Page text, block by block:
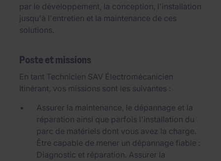
par le développement, la conception, l'installation
jusqu'à l'entretien et la maintenance de ces
solutions.
Poste et missions
En tant Technicien SAV Électromécanicien
Itinérant, vos missions sont les suivantes :
Assurer la maintenance, le dépannage et la
réparation ainsi que parfois l'installation du
parc de matériels dont vous avez la charge.
Être capable de mener un dépannage fiable :
Diagnostic et réparation. Assurer la